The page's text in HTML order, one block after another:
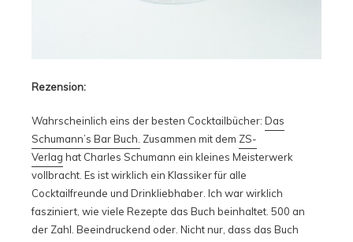
Rezension:
Wahrscheinlich eins der besten Cocktailbücher: Das
Schumann’s Bar Buch. Zusammen mit dem ZS-
Verlag hat Charles Schumann ein kleines Meisterwerk
vollbracht. Es ist wirklich ein Klassiker für alle
Cocktailfreunde und Drinkliebhaber. Ich war wirklich
fasziniert, wie viele Rezepte das Buch beinhaltet. 500 an
der Zahl. Beeindruckend oder. Nicht nur, dass das Buch